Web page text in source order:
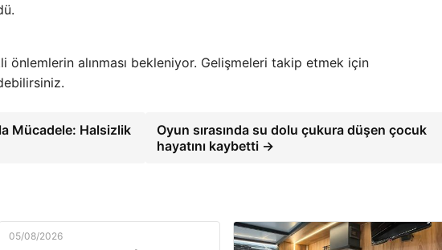
alınması bekleniyor. Gelişmeleri takip etmek için
Mücadele: Halsizlik
Oyun sırasında su dolu çukura düşen çocuk
hayatını kaybetti →
05/08/2026